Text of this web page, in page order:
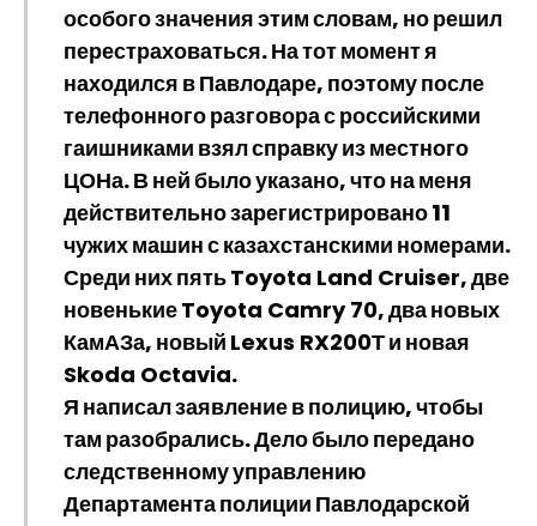
особого значения этим словам, но решил
перестраховаться. На тот момент я
находился в Павлодаре, поэтому после
телефонного разговора с российскими
гаишниками взял справку из местного
ЦОНа. В ней было указано, что на меня
действительно зарегистрировано 11
чужих машин с казахстанскими номерами.
Среди них пятьToyota Land Cruiser, две
новенькиеToyota Camry 70, два новых
КамАЗа, новый Lexus RX200Ти новая
Skoda Octavia.
Я написал заявление в полицию, чтобы
там разобрались. Дело было передано
следственному управлению
Департамента полиции Павлодарской